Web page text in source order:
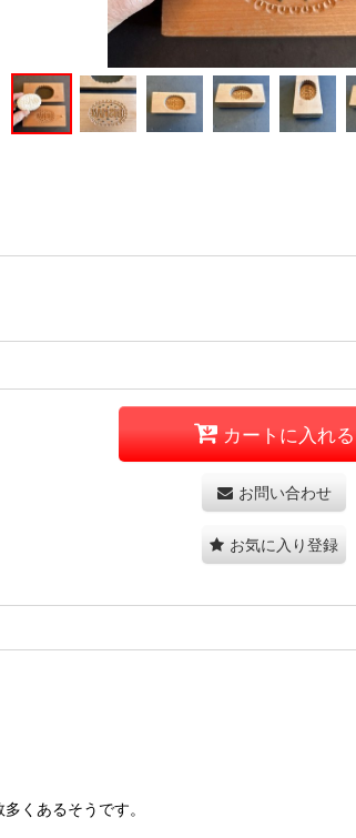
カートに入れる
お問い合わせ
お気に入り登録
くあるそうです。